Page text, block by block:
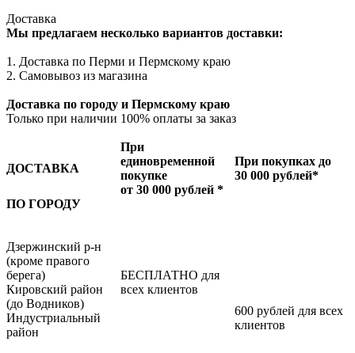
Доставка
Мы предлагаем несколько вариантов доставки:
1. Доставка по Перми и Пермскому краю
2. Самовывоз из магазина
Доставка по городу и Пермскому краю
Только при наличии 100% оплаты за заказ
ДОСТАВКА
При
единовременной
покупке
от 30 000 рублей *
При покупках до
30 000 рублей*
ПО ГОРОДУ
Дзержинский р-н
(кроме правого
берега)
Кировский район
(до Водников)
Индустриальный
район
БЕСПЛАТНО для
всех клиентов
600 рублей для всех
клиентов